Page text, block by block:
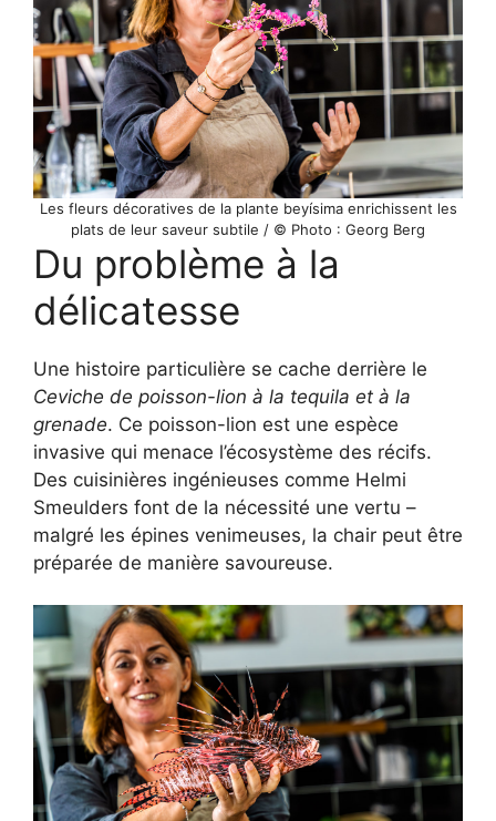
Les fleurs décoratives de la plante beyísima enrichissent les
plats de leur saveur subtile / © Photo : Georg Berg
Du problème à la
délicatesse
Une histoire particulière se cache derrière le
Ceviche de poisson-lion à la tequila et à la
grenade. Ce poisson-lion est une espèce
invasive qui menace l’écosystème des récifs.
Des cuisinières ingénieuses comme Helmi
Smeulders font de la nécessité une vertu –
malgré les épines venimeuses, la chair peut être
préparée de manière savoureuse.